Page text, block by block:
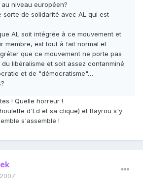
niveau européen?
sorte de solidarité avec AL qui est
AL soit intégrée à ce mouvement et
membre, est tout à fait normal et
que ce mouvement ne porte pas
libéralisme et soit assez contanminé
et de "démocratisme"…
! Quelle horreur !
d'Ed et sa clique) et Bayrou s'y
s'assemble !